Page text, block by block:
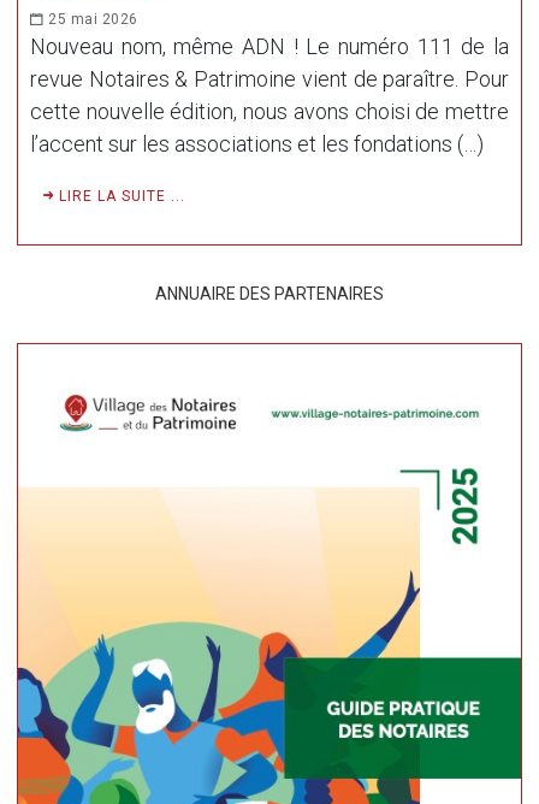
25 mai 2026
Nouveau nom, même ADN ! Le numéro 111 de la
revue Notaires & Patrimoine vient de paraître. Pour
cette nouvelle édition, nous avons choisi de mettre
l’accent sur les associations et les fondations (…)
LIRE LA SUITE ...
ANNUAIRE DES PARTENAIRES